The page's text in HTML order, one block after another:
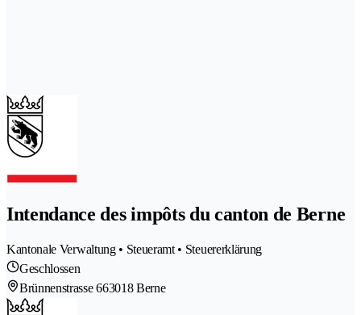
Intendance des impôts du canton de Berne
Kantonale Verwaltung • Steueramt • Steuererklärung
Geschlossen
Brünnenstrasse 663018 Berne